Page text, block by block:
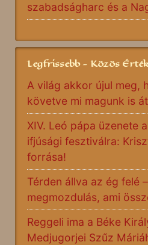
szabadságharc és a
Legfrissebb - Közös
A világ akkor újul meg,
követve mi magunk is
XIV. Leó pápa üzenete
ifjúsági fesztiválra:
forrása!
Térden állva az ég felé
megmozdulás, ami
Reggeli ima a Béke
Medjugorjei Szűz